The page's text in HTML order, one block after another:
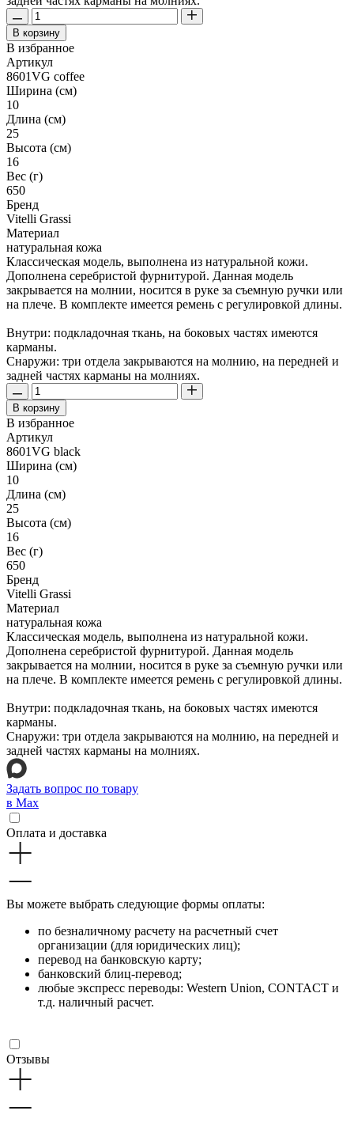
В корзину
В избранное
Артикул
8601VG coffee
Ширина (см)
10
Длина (см)
25
Высота (см)
16
Вес (г)
650
Бренд
Vitelli Grassi
Материал
натуральная кожа
Классическая модель, выполнена из натуральной кожи.
Дополнена серебристой фурнитурой. Данная модель
закрывается на молнии, носится в руке за съемную ручки или
на плече. В комплекте имеется ремень с регулировкой длины.
Внутри: подкладочная ткань, на боковых частях имеются
карманы.
Снаружи: три отдела закрываются на молнию, на передней и
задней частях карманы на молниях.
В корзину
В избранное
Артикул
8601VG black
Ширина (см)
10
Длина (см)
25
Высота (см)
16
Вес (г)
650
Бренд
Vitelli Grassi
Материал
натуральная кожа
Классическая модель, выполнена из натуральной кожи.
Дополнена серебристой фурнитурой. Данная модель
закрывается на молнии, носится в руке за съемную ручки или
на плече. В комплекте имеется ремень с регулировкой длины.
Внутри: подкладочная ткань, на боковых частях имеются
карманы.
Снаружи: три отдела закрываются на молнию, на передней и
задней частях карманы на молниях.
Задать вопрос по товару
в Max
Оплата и доставка
Вы можете выбрать следующие формы оплаты:
по безналичному расчету на расчетный счет
организации (для юридических лиц);
перевод на банковскую карту;
банковский блиц-перевод;
любые экспресс переводы: Western Union, CONTACT и
т.д. наличный расчет.
Отзывы